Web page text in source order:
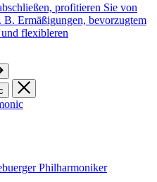
profitieren Sie von
Ermäßigungen, bevorzugtem
flexibleren
Philharmoniker